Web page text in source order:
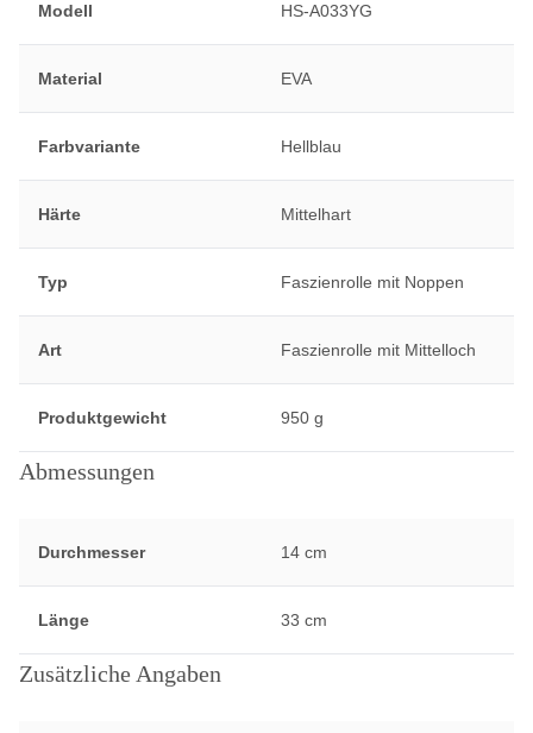
Modell HS-A033YG
Material EVA
Farbvariante Hellblau
Härte Mittelhart
Typ Faszienrolle mit Noppen
Art Faszienrolle mit Mittelloch
Produktgewicht 950 g
Abmessungen
Durchmesser 14 cm
Länge 33 cm
Zusätzliche Angaben